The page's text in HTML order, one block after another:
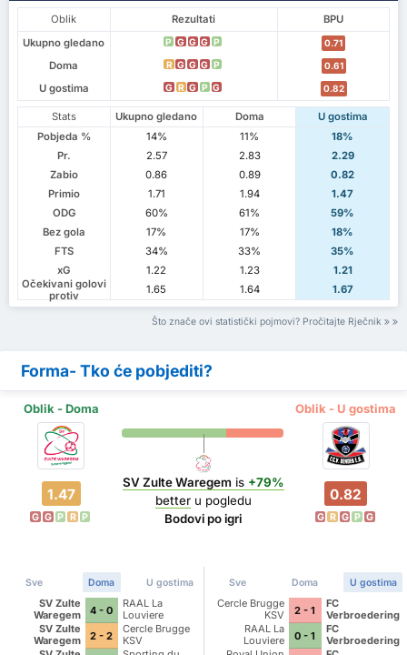
Oblik Rezultati
BPU
Ukupno gledano
P G G G P 0.71
Doma R G G G P 0.61
U gostima G R G P G 0.82
Stats Ukupno gledano Doma
U gostima
Pobjeda %
14% 11%
18%
Pr.
2.57 2.83
2.29
Zabio
0.86 0.89
0.82
Primio
1.71 1.94
1.47
ODG
60% 61%
59%
Bez gola
17% 17%
18%
FTS
34% 33%
35%
xG
1.22 1.23
1.21
Očekivani golovi
protiv
1.65 1.64 1.67
Što znače ovi statistički pojmovi? Pročitajte Rječnik
Forma- Tko će pobjediti?
Oblik - Doma Oblik - U gostima
1.47
G G P R P
SV Zulte Waregem is +79%
betteru pogledu
Bodovi po igri
0.82
G R G P G
Sve Doma U gostima
SV Zulte
Waregem
4 - 0
RAAL La
Louviere
SV Zulte
Waregem
2 - 2
Cercle Brugge
KSV
Sve Doma U gostima
Cercle Brugge
KSV
2 - 1
FC
Verbroedering
Dender
Eendracht
Hekelgem
RAAL La
Louviere
0 - 1
FC
Verbroedering